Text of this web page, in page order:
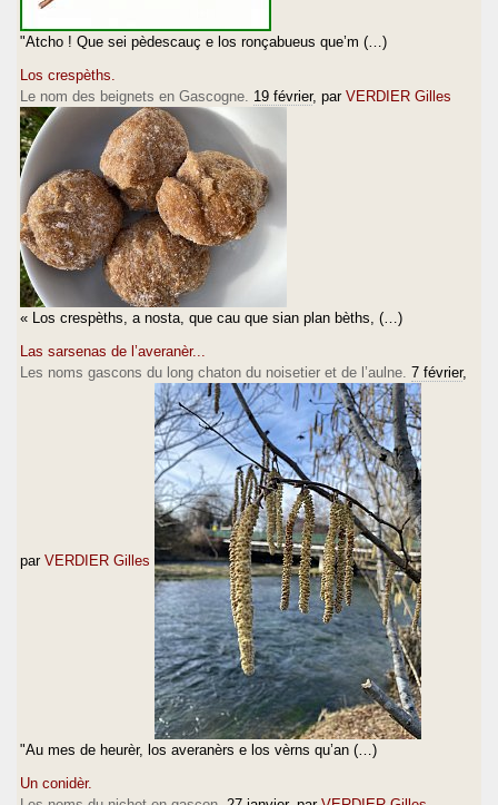
"Atcho ! Que sei pèdescauç e los ronçabueus que’m (…)
Los crespèths.
Le nom des beignets en Gascogne. 19 février, par VERDIER Gilles
« Los crespèths, a nosta, que cau que sian plan bèths, (…)
Las sarsenas de l’averanèr...
Les noms gascons du long chaton du noisetier et de l’aulne. 7 février,
par VERDIER Gilles
"Au mes de heurèr, los averanèrs e los vèrns qu’an (…)
Un conidèr.